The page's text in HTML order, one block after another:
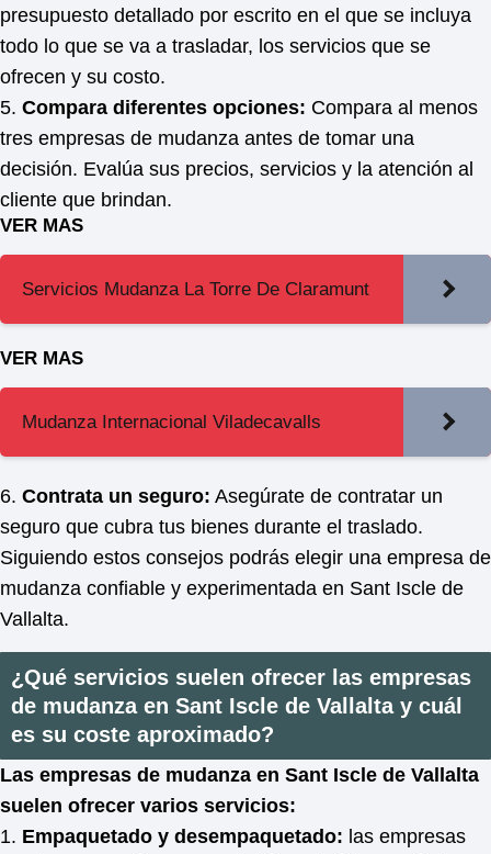
presupuesto detallado por escrito en el que se incluya
todo lo que se va a trasladar, los servicios que se
ofrecen y su costo.
5. Compara diferentes opciones: Compara al menos
tres empresas de mudanza antes de tomar una
decisión. Evalúa sus precios, servicios y la atención al
cliente que brindan.
VER MAS
Servicios Mudanza La Torre De Claramunt
VER MAS
Mudanza Internacional Viladecavalls
6. Contrata un seguro: Asegúrate de contratar un
seguro que cubra tus bienes durante el traslado.
Siguiendo estos consejos podrás elegir una empresa de
mudanza confiable y experimentada en Sant Iscle de
Vallalta.
¿Qué servicios suelen ofrecer las empresas
de mudanza en Sant Iscle de Vallalta y cuál
es su coste aproximado?
Las empresas de mudanza en Sant Iscle de Vallalta
suelen ofrecer varios servicios:
1. Empaquetado y desempaquetado: las empresas